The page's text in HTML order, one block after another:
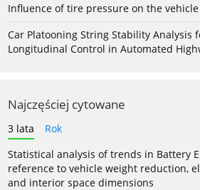
Influence of tire pressure on the
Car Platooning String Stability Analysis
Longitudinal Control in Automated
Najczęściej cytowane
3 lata
Rok
Statistical analysis of trends in Battery
reference to vehicle weight reduction,
and interior space dimensions